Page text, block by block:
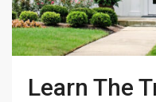
Learn The